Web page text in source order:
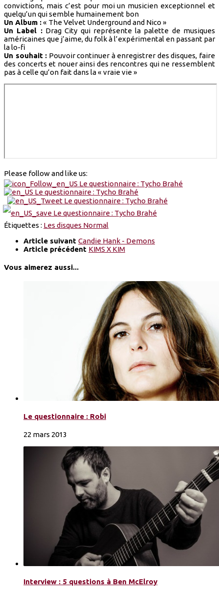
convictions, mais c’est pour moi un musicien exceptionnel et
quelqu’un qui semble humainement bon
Un Album :« The Velvet Underground and Nico »
Un Label :Drag City qui représente la palette de musiques
américaines que j’aime, du folk à l’expérimental en passant par
la lo-fi
Un souhait : Pouvoir continuer à enregistrer des disques, faire
des concerts et nouer ainsi des rencontres qui ne ressemblent
pas à celle qu’on fait dans la « vraie vie »
Please follow and like us:
Étiquettes : Les disques Normal
Article suivant Candie Hank - Demons
Article précédent KIMS X KIM
Vous aimerez aussi...
Le questionnaire : Robi
22 mars 2013
Interview : 5 questions à Ben McElroy